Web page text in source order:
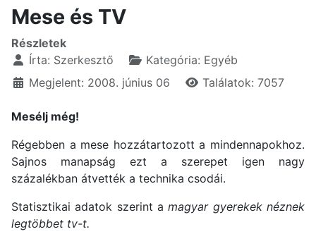
Mese és TV
Részletek
Írta: Szerkesztő Kategória: Egyéb
Megjelent: 2008. június 06
Találatok: 7057
Mesélj még!
Régebben a mese hozzátartozott a mindennapokhoz.
Sajnos manapság ezt a szerepet igen nagy
százalékban átvették a technika csodái.
Statisztikai adatok szerint amagyar gyerekek néznek
legtöbbet tv-t.